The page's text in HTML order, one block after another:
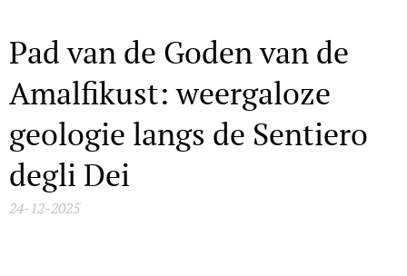
Pad van de Goden van de
Amalfikust: weergaloze
geologie langs de Sentiero
degli Dei
24-12-2025